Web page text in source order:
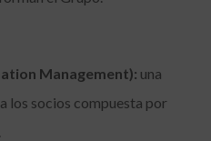
Management): una
los socios compuesta por